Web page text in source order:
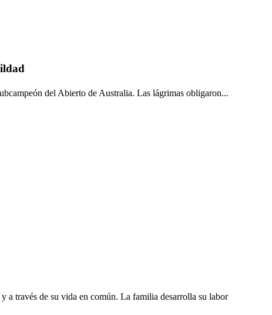
del Abierto de Australia. Las lágrimas obligaron...
a través de su vida en común. La familia desarrolla su labor